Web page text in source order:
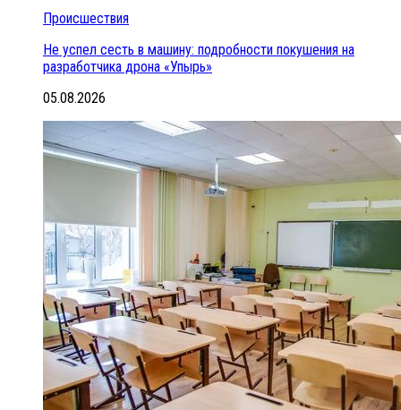
Происшествия
Не успел сесть в машину: подробности покушения на
разработчика дрона «Упырь»
05.08.2026